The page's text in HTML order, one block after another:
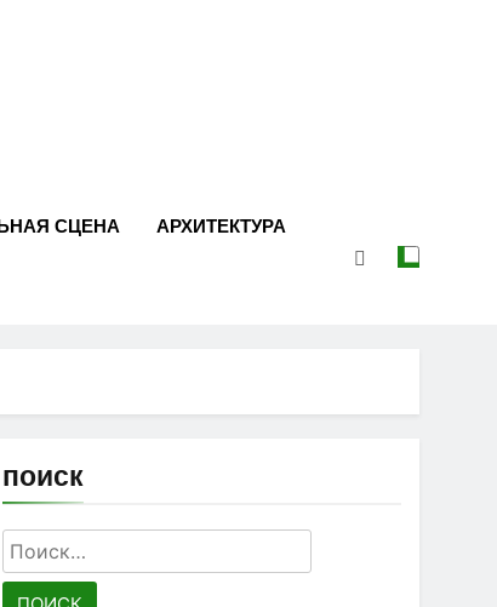
СЦЕНА АРХИТЕКТУРА
поиск
Найти: